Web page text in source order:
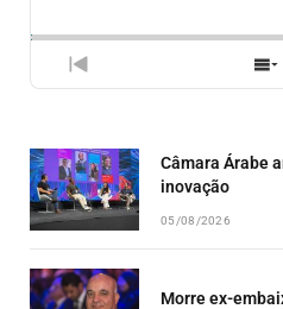
PREVIOUS
EPISODE
Câmara Árabe
inovação
05/08/2026
Morre ex-